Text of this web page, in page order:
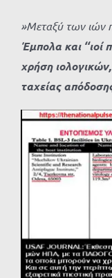
»Μεταξύ των ιών
Έμπολα και ‘‘ιοί
χρήση
ταχείας